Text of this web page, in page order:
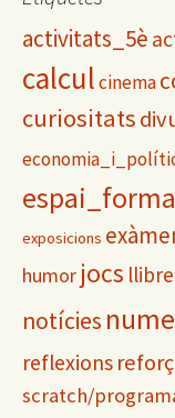
r
e
activitats_5è
calculcinema
curiositats
espai_forma
exposicions
humor jocs
notícies
reflexions
scratch/